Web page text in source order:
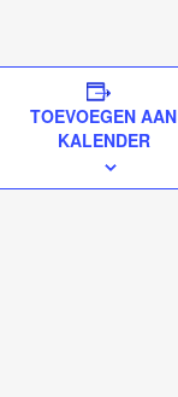
TOEVOEGEN AAN
KALENDER